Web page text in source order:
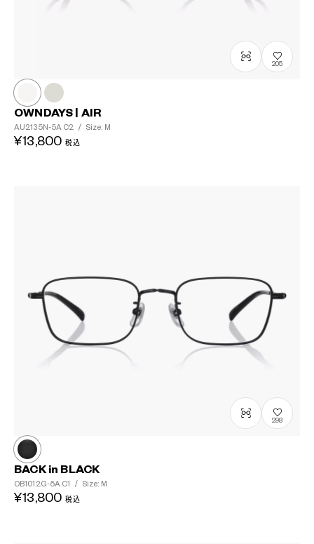
205
OWNDAYS | AIR
AU2135N-5A C2 / Size: M
¥13,800 税込
298
BACK in BLACK
OB1012G-5A C1 / Size: M
¥13,800 税込